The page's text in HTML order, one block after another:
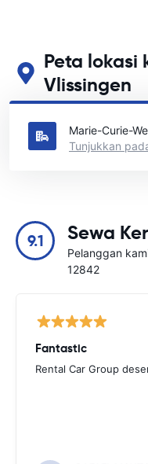
Peta lokasi
Vlissingen
Lihat lokasi sewa kereta
Marie-Curie-
Tunjukkan
9.1 Sewa
Pelanggan
12842
Fantastic
Rental Car Group